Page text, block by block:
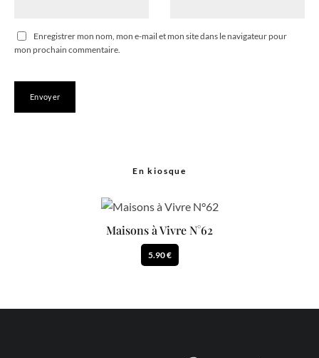
Enregistrer mon nom, mon e-mail et mon site dans le navigateur pour
mon prochain commentaire.
En kiosque
Maisons à Vivre N°62
5.90 €